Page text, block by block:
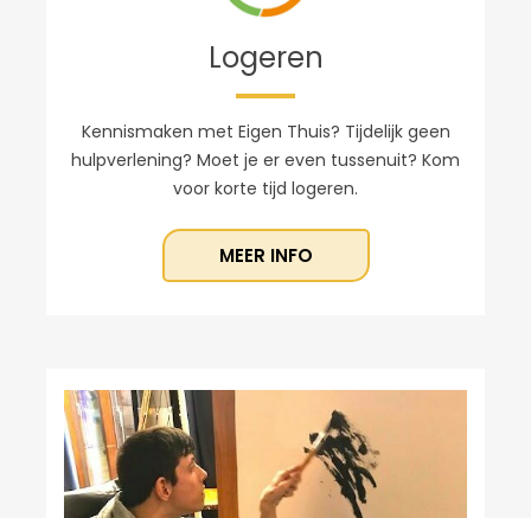
Logeren
Kennismaken met Eigen Thuis? Tijdelijk geen
hulpverlening? Moet je er even tussenuit? Kom
voor korte tijd logeren.
MEER INFO